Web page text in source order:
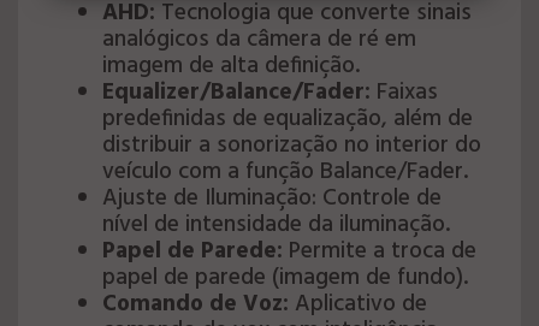
AHD: Tecnologia que converte sinais
analógicos da câmera de ré em
imagem de alta definição.
Equalizer/Balance/Fader: Faixas
predefinidas de equalização, além de
distribuir a sonorização no interior do
veículo com a função Balance/Fader.
Ajuste de Iluminação: Controle de
nível de intensidade da iluminação.
Papel de Parede: Permite a troca de
papel de parede (imagem de fundo).
Comando de Voz: Aplicativo de